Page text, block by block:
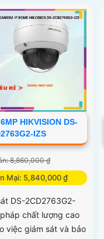
HIKVISION DS-
IZS
8,860,000 ₫
Mại: 5,840,000 ₫
DS-2CD2763G2-
chất lượng cao
việc giám sát và bảo